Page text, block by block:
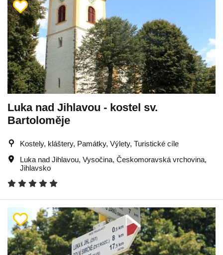
Luka nad Jihlavou - kostel sv.
Bartoloměje
Kostely, kláštery, Památky, Výlety, Turistické cíle
Luka nad Jihlavou, Vysočina, Českomoravská vrchovina,
Jihlavsko